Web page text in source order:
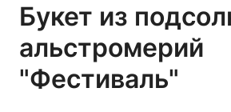
Букет из
альстромерий
"Фестиваль"